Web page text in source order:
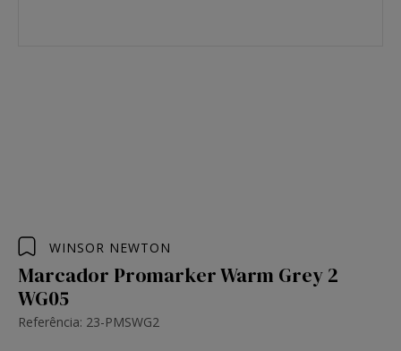
WINSOR NEWTON
Marcador Promarker Warm Grey 2
WG05
Referência: 23-PMSWG2